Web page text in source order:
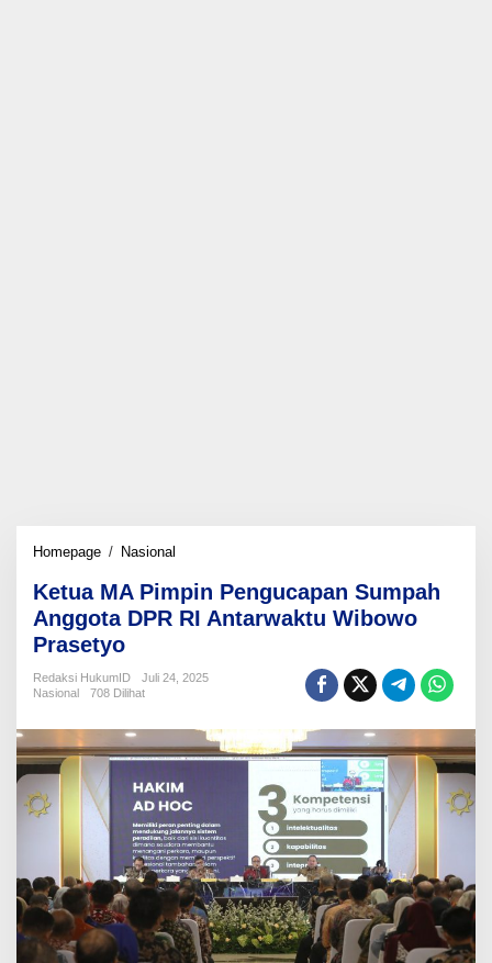
Homepage / Nasional
Pimpin
Pengucapan
Sumpah
DPR
RI
Wibowo
Prasetyo
Ketua MA Pimpin Pengucapan Sumpah
Anggota DPR RI Antarwaktu Wibowo
Prasetyo
Redaksi HukumID
Juli 24, 2025
Nasional
708 Dilihat